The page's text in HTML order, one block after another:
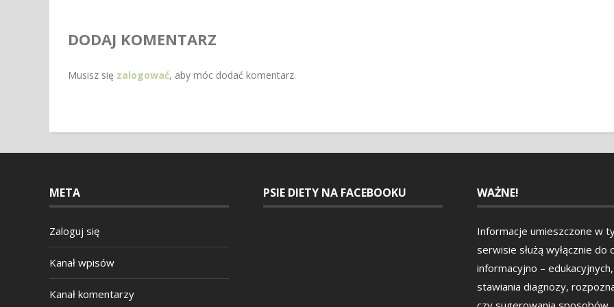
DODAJ KOMENTARZ
Musisz się zalogować, aby móc dodać komentarz.
META
Zaloguj się
Kanał wpisów
Kanał komentarzy
PSIE DIETY NA FACEBOOKU WAŻNE!
Informacje umieszczone w
serwisie służą wyłącznie do
informacyjno –
stawiania diagnozy,